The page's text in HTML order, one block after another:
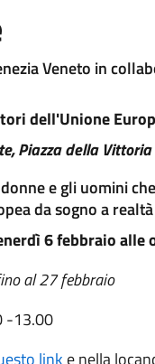
Veneto in
dell'Unione
Piazza della Vittoria
e gli uomini
da sogno a realtà
6 febbraio alle
al 27 febbraio
-13.00
link e nella